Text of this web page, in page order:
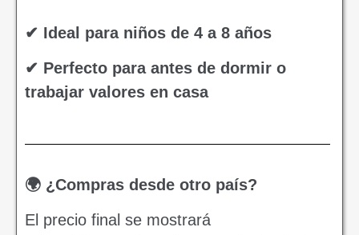
✔ Ideal para niños de 4 a 8 años
✔ Perfecto para antes de dormir o
trabajar valores en casa
🌍 ¿Compras desde otro país?
El precio final se mostrará